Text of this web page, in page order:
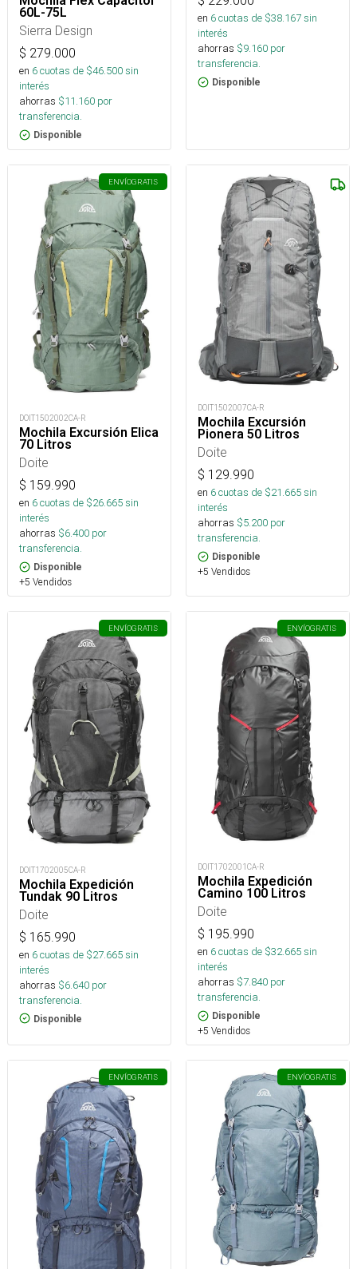
60L-75L
Sierra Design
$ 279.000
en 6cuotas de $46.500sin
interés
ahorras $11.160 por
transferencia.
Disponible
en 6cuotas de $38.167sin
interés
ahorras $9.160 por
transferencia.
Disponible
ENVÍOGRATIS
DOIT1502002CA-R
Mochila Excursión Elica
70 Litros
Doite
$ 159.990
en 6cuotas de $26.665sin
interés
ahorras $6.400 por
transferencia.
Disponible
+5 Vendidos
DOIT1502007CA-R
Mochila Excursión
Pionera 50 Litros
Doite
$ 129.990
en 6cuotas de $21.665sin
interés
ahorras $5.200 por
transferencia.
Disponible
+5 Vendidos
ENVÍOGRATIS
DOIT1702005CA-R
Mochila Expedición
Tundak 90 Litros
Doite
$ 165.990
en 6cuotas de $27.665sin
interés
ahorras $6.640 por
transferencia.
Disponible
ENVÍOGRATIS
DOIT1702001CA-R
Mochila Expedición
Camino 100 Litros
Doite
$ 195.990
en 6cuotas de $32.665sin
interés
ahorras $7.840 por
transferencia.
Disponible
+5 Vendidos
ENVÍOGRATIS ENVÍOGRATIS